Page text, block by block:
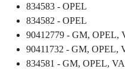
834583 - OPEL
834582 - OPEL
90412779 - GM, OPEL,
90411732 - GM, OPEL,
834581 - GM, OPEL,